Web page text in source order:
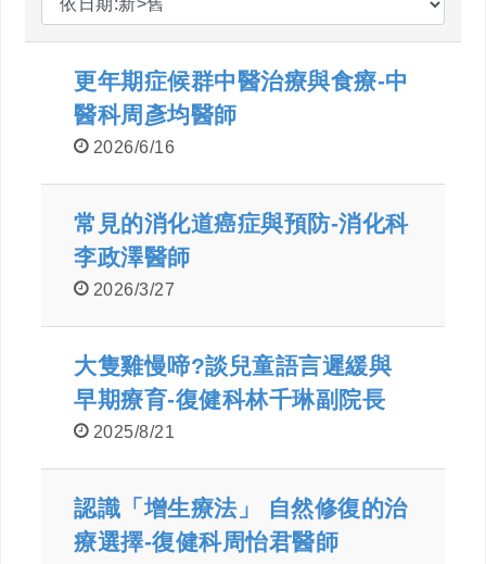
更年期症候群中醫治療與食療-中
醫科周彥均醫師
2026/6/16
常見的消化道癌症與預防-消化科
李政澤醫師
2026/3/27
大隻雞慢啼?談兒童語言遲緩與
早期療育-復健科林千琳副院長
2025/8/21
認識「增生療法」 自然修復的治
療選擇-復健科周怡君醫師